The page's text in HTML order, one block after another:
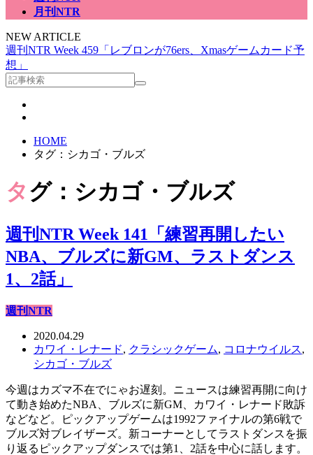
月刊NTR
NEW ARTICLE
週刊NTR Week 459「レブロンが76ers、Xmasゲームカード予
想」
HOME
タグ：シカゴ・ブルズ
タグ：シカゴ・ブルズ
週刊NTR Week 141「練習再開したい
NBA、ブルズに新GM、ラストダンス
1、2話」
週刊NTR
2020.04.29
カワイ・レナード, クラシックゲーム, コロナウイルス,
シカゴ・ブルズ
今週はカズマ不在でにゃお遅刻。ニュースは練習再開に向け
て動き始めたNBA、ブルズに新GM、カワイ・レナード敗訴
などなど。ピックアップゲームは1992ファイナルの第6戦で
ブルズ対ブレイザーズ。新コーナーとしてラストダンスを振
り返るピックアップダンスでは第1、2話を中心に話します。